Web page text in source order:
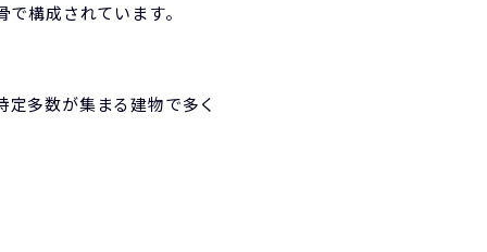
構成されています。
多数が集まる建物で多く